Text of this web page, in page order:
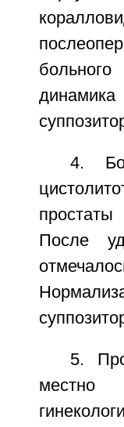
динамика
4.
После
5.
местно